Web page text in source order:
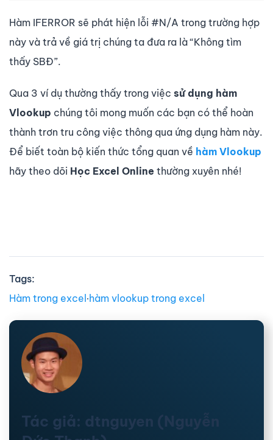
Hàm IFERROR sẽ phát hiện lỗi #N/A trong trường hợp
này và trả về giá trị chúng ta đưa ra là “Không tìm
thấy SBĐ”.
Qua 3 ví dụ thường thấy trong việc sử dụng hàm
Vlookup chúng tôi mong muốn các bạn có thể hoàn
thành trơn tru công việc thông qua ứng dụng hàm này.
Để biết toàn bộ kiến thức tổng quan về hàm Vlookup
hãy theo dõi Học Excel Online thường xuyên nhé!
Tags:
Hàm trong excel ∙hàm vlookup trong excel
Tác giả: dtnguyen (Nguyễn